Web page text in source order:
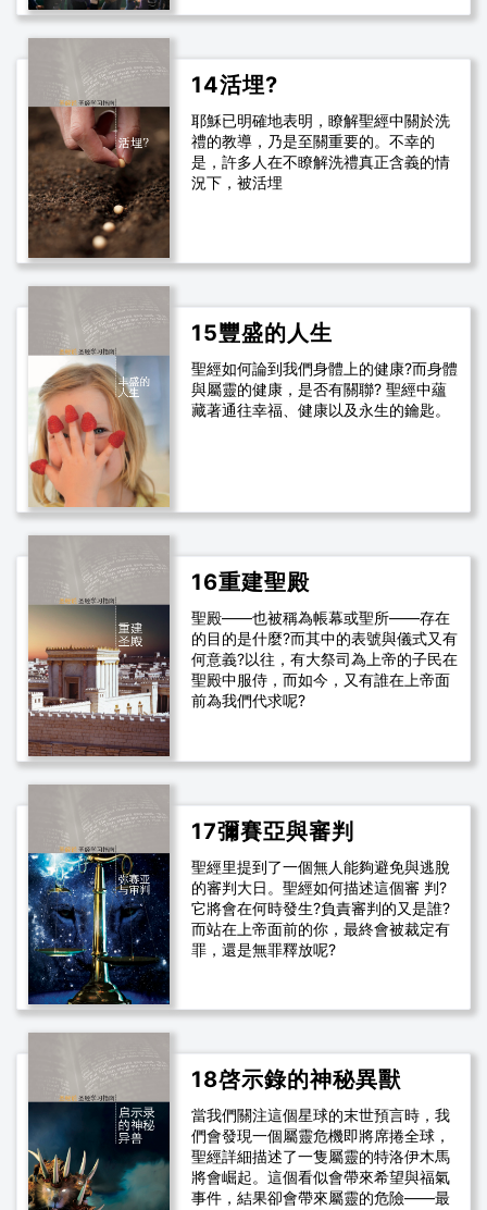
14活埋?
耶穌已明確地表明，瞭解聖經中關於洗
禮的教導，乃是至關重要的。不幸的
是，許多人在不瞭解洗禮真正含義的情
況下，被活埋
15豐盛的人生
聖經如何論到我們身體上的健康?而身體
與屬靈的健康，是否有關聯? 聖經中蘊
藏著通往幸福、健康以及永生的鑰匙。
16重建聖殿
聖殿——也被稱為帳幕或聖所——存在
的目的是什麼?而其中的表號與儀式又有
何意義?以往，有大祭司為上帝的子民在
聖殿中服侍，而如今，又有誰在上帝面
前為我們代求呢?
17彌賽亞與審判
聖經里提到了一個無人能夠避免與逃脫
的審判大日。聖經如何描述這個審 判?
它將會在何時發生?負責審判的又是誰?
而站在上帝面前的你，最終會被裁定有
罪，還是無罪釋放呢?
18啓示錄的神秘異獸
當我們關注這個星球的末世預言時，我
們會發現一個屬靈危機即將席捲全球，
聖經詳細描述了一隻屬靈的特洛伊木馬
將會崛起。這個看似會帶來希望與福氣
事件，結果卻會帶來屬靈的危險——最